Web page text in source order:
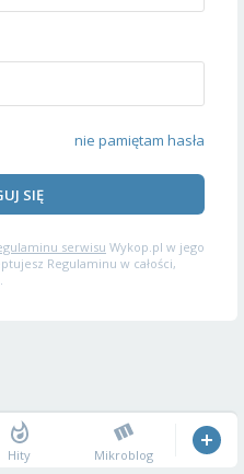
nie pamiętam hasła
SIĘ
serwisu Wykop.pl w jego
Regulaminu w całości,
Hity Mikroblog